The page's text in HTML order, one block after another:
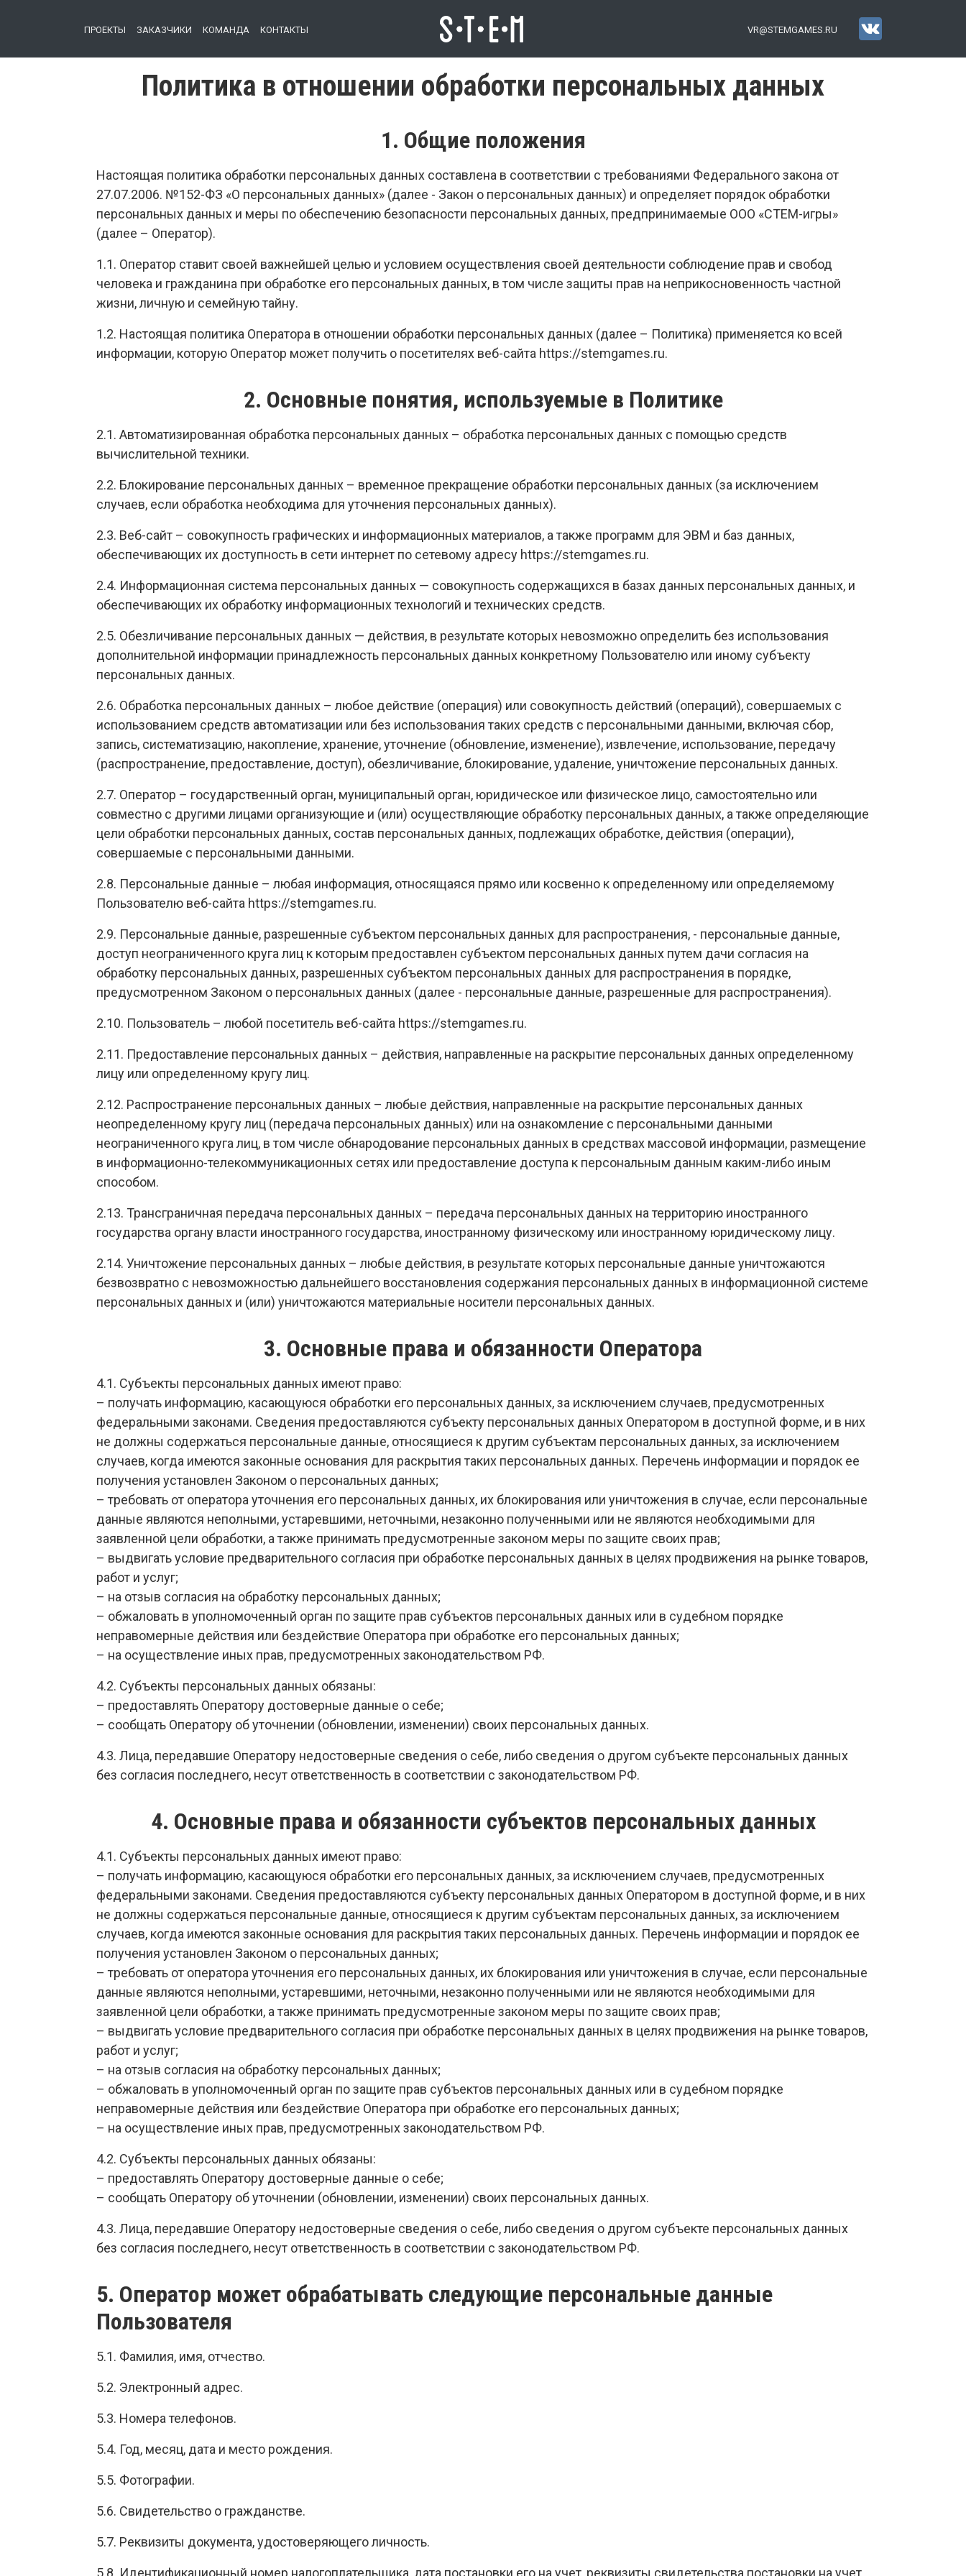
ПРОЕКТЫ ЗАКАЗЧИКИ КОМАНДА КОНТАКТЫ VR@STEMGAMES.RU
Политика в отношении обработки персональных данных
1. Общие положения
Настоящая политика обработки персональных данных составлена в соответствии с требованиями Федерального закона от
27.07.2006. №152-ФЗ «О персональных данных» (далее - Закон о персональных данных) и определяет порядок обработки
персональных данных и меры по обеспечению безопасности персональных данных, предпринимаемые ООО «СТЕМ-игры»
(далее – Оператор).
1.1. Оператор ставит своей важнейшей целью и условием осуществления своей деятельности соблюдение прав и свобод
человека и гражданина при обработке его персональных данных, в том числе защиты прав на неприкосновенность частной
жизни, личную и семейную тайну.
1.2. Настоящая политика Оператора в отношении обработки персональных данных (далее – Политика) применяется ко всей
информации, которую Оператор может получить о посетителях веб-сайта https://stemgames.ru.
2. Основные понятия, используемые в Политике
2.1. Автоматизированная обработка персональных данных – обработка персональных данных с помощью средств
вычислительной техники.
2.2. Блокирование персональных данных – временное прекращение обработки персональных данных (за исключением
случаев, если обработка необходима для уточнения персональных данных).
2.3. Веб-сайт – совокупность графических и информационных материалов, а также программ для ЭВМ и баз данных,
обеспечивающих их доступность в сети интернет по сетевому адресу https://stemgames.ru.
2.4. Информационная система персональных данных — совокупность содержащихся в базах данных персональных данных, и
обеспечивающих их обработку информационных технологий и технических средств.
2.5. Обезличивание персональных данных — действия, в результате которых невозможно определить без использования
дополнительной информации принадлежность персональных данных конкретному Пользователю или иному субъекту
персональных данных.
2.6. Обработка персональных данных – любое действие (операция) или совокупность действий (операций), совершаемых с
использованием средств автоматизации или без использования таких средств с персональными данными, включая сбор,
запись, систематизацию, накопление, хранение, уточнение (обновление, изменение), извлечение, использование, передачу
(распространение, предоставление, доступ), обезличивание, блокирование, удаление, уничтожение персональных данных.
2.7. Оператор – государственный орган, муниципальный орган, юридическое или физическое лицо, самостоятельно или
совместно с другими лицами организующие и (или) осуществляющие обработку персональных данных, а также определяющие
цели обработки персональных данных, состав персональных данных, подлежащих обработке, действия (операции),
совершаемые с персональными данными.
2.8. Персональные данные – любая информация, относящаяся прямо или косвенно к определенному или определяемому
Пользователю веб-сайта https://stemgames.ru.
2.9. Персональные данные, разрешенные субъектом персональных данных для распространения, - персональные данные,
доступ неограниченного круга лиц к которым предоставлен субъектом персональных данных путем дачи согласия на
обработку персональных данных, разрешенных субъектом персональных данных для распространения в порядке,
предусмотренном Законом о персональных данных (далее - персональные данные, разрешенные для распространения).
2.10. Пользователь – любой посетитель веб-сайта https://stemgames.ru.
2.11. Предоставление персональных данных – действия, направленные на раскрытие персональных данных определенному
лицу или определенному кругу лиц.
2.12. Распространение персональных данных – любые действия, направленные на раскрытие персональных данных
неопределенному кругу лиц (передача персональных данных) или на ознакомление с персональными данными
неограниченного круга лиц, в том числе обнародование персональных данных в средствах массовой информации, размещение
в информационно-телекоммуникационных сетях или предоставление доступа к персональным данным каким-либо иным
способом.
2.13. Трансграничная передача персональных данных – передача персональных данных на территорию иностранного
государства органу власти иностранного государства, иностранному физическому или иностранному юридическому лицу.
2.14. Уничтожение персональных данных – любые действия, в результате которых персональные данные уничтожаются
безвозвратно с невозможностью дальнейшего восстановления содержания персональных данных в информационной системе
персональных данных и (или) уничтожаются материальные носители персональных данных.
3. Основные права и обязанности Оператора
4.1. Субъекты персональных данных имеют право:
– получать информацию, касающуюся обработки его персональных данных, за исключением случаев, предусмотренных
федеральными законами. Сведения предоставляются субъекту персональных данных Оператором в доступной форме, и в них
не должны содержаться персональные данные, относящиеся к другим субъектам персональных данных, за исключением
случаев, когда имеются законные основания для раскрытия таких персональных данных. Перечень информации и порядок ее
получения установлен Законом о персональных данных;
– требовать от оператора уточнения его персональных данных, их блокирования или уничтожения в случае, если персональные
данные являются неполными, устаревшими, неточными, незаконно полученными или не являются необходимыми для
заявленной цели обработки, а также принимать предусмотренные законом меры по защите своих прав;
– выдвигать условие предварительного согласия при обработке персональных данных в целях продвижения на рынке товаров,
работ и услуг;
– на отзыв согласия на обработку персональных данных;
– обжаловать в уполномоченный орган по защите прав субъектов персональных данных или в судебном порядке
неправомерные действия или бездействие Оператора при обработке его персональных данных;
– на осуществление иных прав, предусмотренных законодательством РФ.
4.2. Субъекты персональных данных обязаны:
– предоставлять Оператору достоверные данные о себе;
– сообщать Оператору об уточнении (обновлении, изменении) своих персональных данных.
4.3. Лица, передавшие Оператору недостоверные сведения о себе, либо сведения о другом субъекте персональных данных
без согласия последнего, несут ответственность в соответствии с законодательством РФ.
4. Основные права и обязанности субъектов персональных данных
4.1. Субъекты персональных данных имеют право:
– получать информацию, касающуюся обработки его персональных данных, за исключением случаев, предусмотренных
федеральными законами. Сведения предоставляются субъекту персональных данных Оператором в доступной форме, и в них
не должны содержаться персональные данные, относящиеся к другим субъектам персональных данных, за исключением
случаев, когда имеются законные основания для раскрытия таких персональных данных. Перечень информации и порядок ее
получения установлен Законом о персональных данных;
– требовать от оператора уточнения его персональных данных, их блокирования или уничтожения в случае, если персональные
данные являются неполными, устаревшими, неточными, незаконно полученными или не являются необходимыми для
заявленной цели обработки, а также принимать предусмотренные законом меры по защите своих прав;
– выдвигать условие предварительного согласия при обработке персональных данных в целях продвижения на рынке товаров,
работ и услуг;
– на отзыв согласия на обработку персональных данных;
– обжаловать в уполномоченный орган по защите прав субъектов персональных данных или в судебном порядке
неправомерные действия или бездействие Оператора при обработке его персональных данных;
– на осуществление иных прав, предусмотренных законодательством РФ.
4.2. Субъекты персональных данных обязаны:
– предоставлять Оператору достоверные данные о себе;
– сообщать Оператору об уточнении (обновлении, изменении) своих персональных данных.
4.3. Лица, передавшие Оператору недостоверные сведения о себе, либо сведения о другом субъекте персональных данных
без согласия последнего, несут ответственность в соответствии с законодательством РФ.
5. Оператор может обрабатывать следующие персональные данные
Пользователя
5.1. Фамилия, имя, отчество.
5.2. Электронный адрес.
5.3. Номера телефонов.
5.4. Год, месяц, дата и место рождения.
5.5. Фотографии.
5.6. Свидетельство о гражданстве.
5.7. Реквизиты документа, удостоверяющего личность.
5.8. Идентификационный номер налогоплательщика, дата постановки его на учет, реквизиты свидетельства постановки на учет